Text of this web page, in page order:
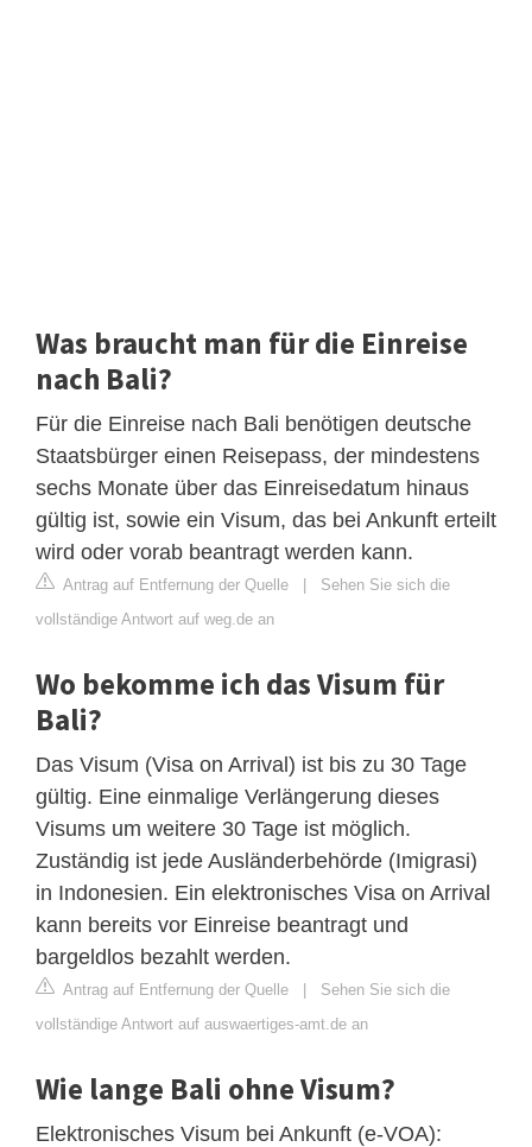
Was braucht man für die Einreise
nach Bali?
Für die Einreise nach Bali benötigen deutsche
Staatsbürger einen Reisepass, der mindestens
sechs Monate über das Einreisedatum hinaus
gültig ist, sowie ein Visum, das bei Ankunft erteilt
wird oder vorab beantragt werden kann.
Antrag auf Entfernung der Quelle | Sehen Sie sich die
vollständige Antwort auf weg.de an
Wo bekomme ich das Visum für
Bali?
Das Visum (Visa on Arrival) ist bis zu 30 Tage
gültig. Eine einmalige Verlängerung dieses
Visums um weitere 30 Tage ist möglich.
Zuständig ist jede Ausländerbehörde (Imigrasi)
in Indonesien. Ein elektronisches Visa on Arrival
kann bereits vor Einreise beantragt und
bargeldlos bezahlt werden.
Antrag auf Entfernung der Quelle | Sehen Sie sich die
vollständige Antwort auf auswaertiges-amt.de an
Wie lange Bali ohne Visum?
Elektronisches Visum bei Ankunft (e-VOA):